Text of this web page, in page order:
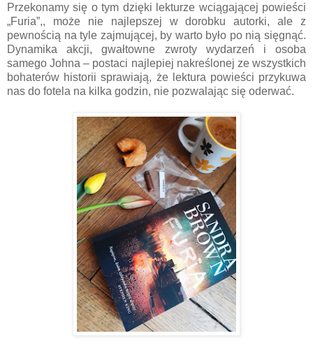
Przekonamy się o tym dzięki lekturze wciągającej powieści
„Furia”,, może nie najlepszej w dorobku autorki, ale z
pewnością na tyle zajmującej, by warto było po nią sięgnąć.
Dynamika akcji, gwałtowne zwroty wydarzeń i osoba
samego Johna – postaci najlepiej nakreślonej ze wszystkich
bohaterów historii sprawiają, że lektura powieści przykuwa
nas do fotela na kilka godzin, nie pozwalając się oderwać.